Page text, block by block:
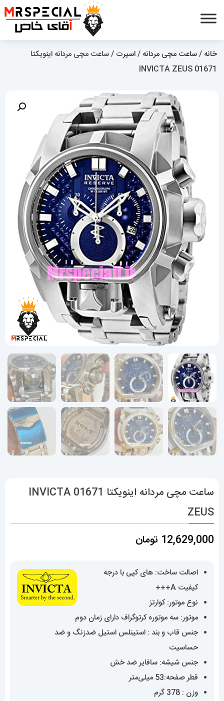
خانه /ساعت مچی مردانه /اسپرت / ساعت مچی مردانه اینویکتا
01671 INVICTA ZEUS
ساعت مچی مردانه اینویکتا 01671 INVICTA
ZEUS
12,629,000 تومان
اصالت ساخت: های کپی با درجه
کیفیت A+++
نوع موتور: کوارتز
موتور: سه موتوره کرتوگراف دارای زمان دوم
جنس قاب و بند : استینلس استیل ضدزنگ و ضد
حساسیت
جنس شیشه: سافایر ضد خش
قطر صفحه:53 میلی‌متر
وزن : 378 گرم